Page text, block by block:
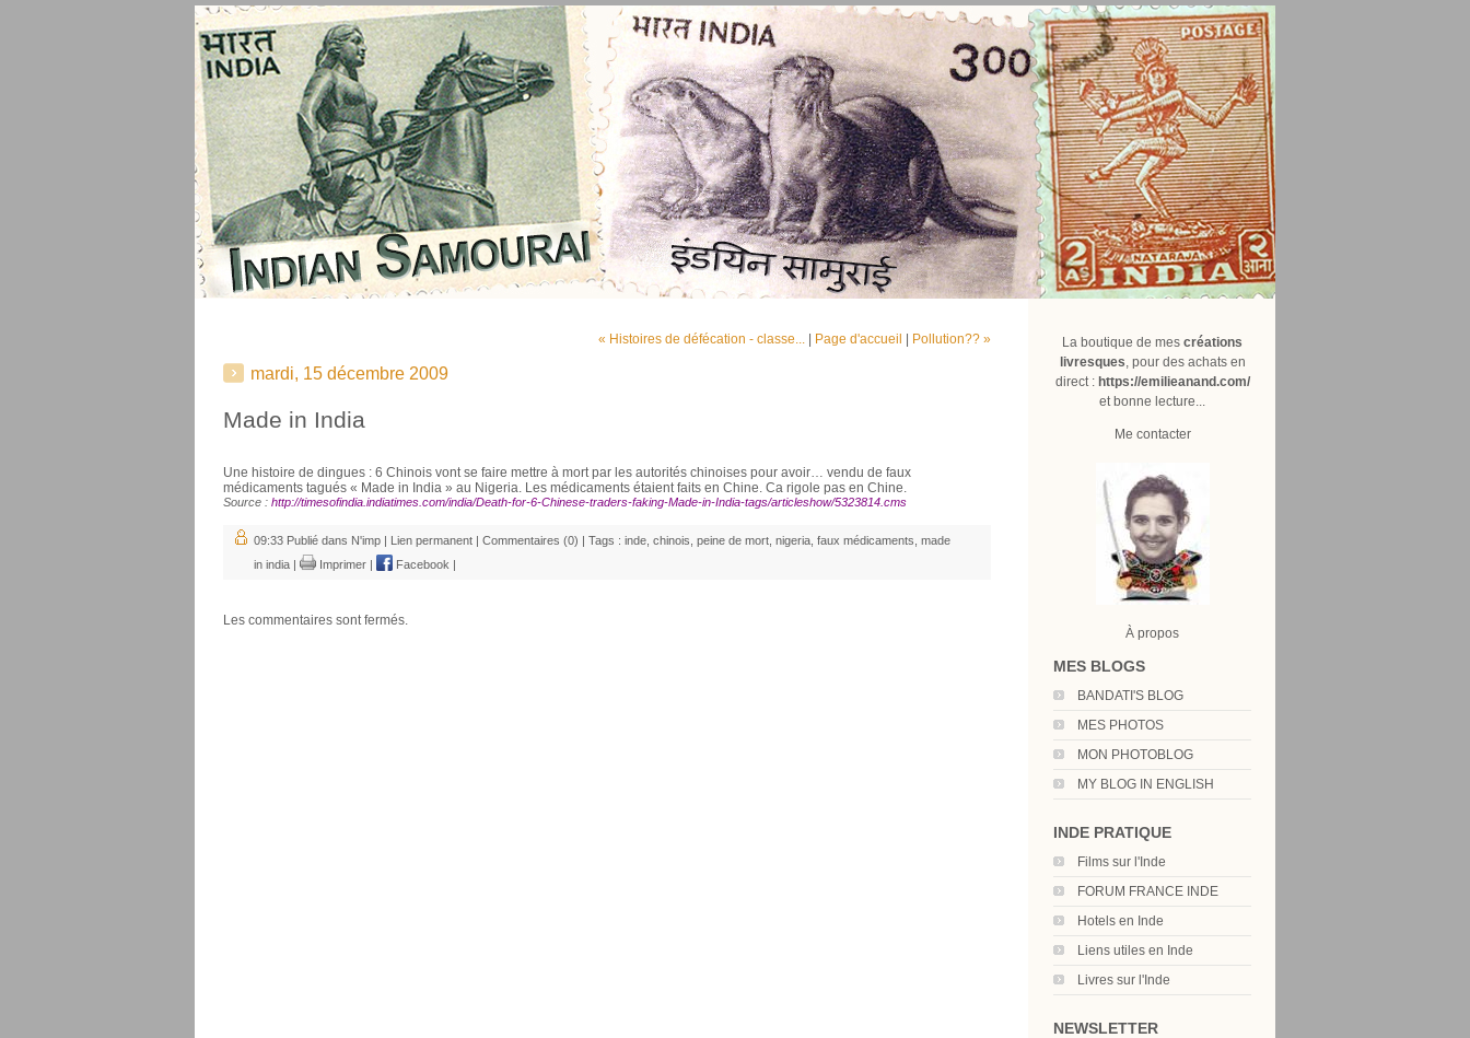
La boutique de mes créations
livresques, pour des achats en
direct : https://emilieanand.com/
et bonne lecture...
Me contacter
À propos
MES BLOGS
BANDATI'S BLOG
MES PHOTOS
MON PHOTOBLOG
MY BLOG IN ENGLISH
INDE PRATIQUE
Films sur l'Inde
FORUM FRANCE INDE
Hotels en Inde
Liens utiles en Inde
Livres sur l'Inde
NEWSLETTER
« Histoires de défécation - classe... Page d'accueil Pollution?? »
mardi, 15 décembre 2009
Made in India
Une histoire de dingues : 6 Chinois vont se faire mettre à mort par les autorités chinoises pour avoir… vendu de faux
médicaments tagués « Made in India » au Nigeria. Les médicaments étaient faits en Chine. Ca rigole pas en Chine.
Source : http://timesofindia.indiatimes.com/india/Death-for-6-Chinese-traders-faking-Made-in-India-tags/articleshow/5323814.cms
09:33 Publié dans N'imp | Lien permanent | Commentaires (0) | Tags : inde chinois peine de mort nigeria faux médicaments made
in india | Imprimer | Facebook |
Les commentaires sont fermés.